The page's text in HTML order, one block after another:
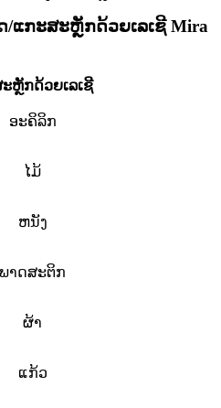
ແກະສະຫຼັກດ້ວຍເລເຊີ Mira
ຫຼັກດ້ວຍເລເຊີ
ອະຄິລິກ
ໄມ້
ຫນັງ
ພາດສະຕິກ
ຜ້າ
ແກ້ວ